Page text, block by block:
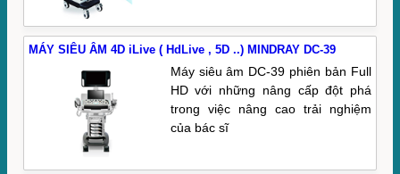
MÁY SIÊU ÂM 4D iLive ( HdLive , 5D ..) MINDRAY DC-39
Máy siêu âm DC-39 phiên bản Full
HD với những nâng cấp đột phá
trong việc nâng cao trải nghiệm
của bác sĩ